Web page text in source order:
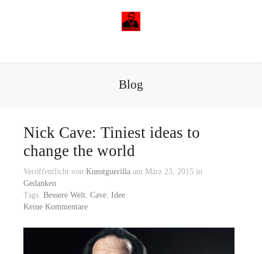
Blog
Nick Cave: Tiniest ideas to
change the world
Veröffentlicht von Kunstguerillaam März 23, 2015 in
Gedanken
Tags: Bessere Welt, Cave, Idee
Keine Kommentare